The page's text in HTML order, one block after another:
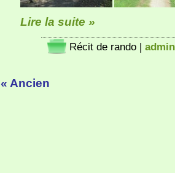
Lire la suite »
Récit de rando | admin
« Ancien